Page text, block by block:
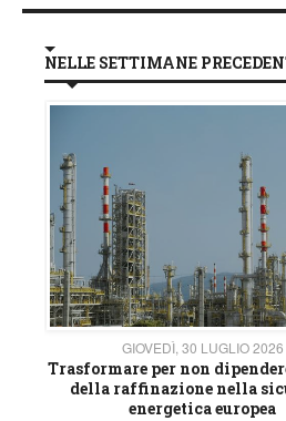
NELLE SETTIMANE
GIOVEDÌ, 30 LUGLIO 2026
Trasformare per non
della raffinazione nella
energetica europea